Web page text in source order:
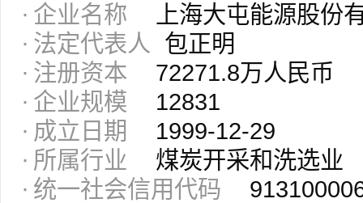
企业名称
上海大屯能源股份
法定代表人
包正明
注册资本
72271.8万人民币
企业规模
12831
成立日期
1999-12-29
所属行业
煤炭开采和洗选业
统一社会信用代码